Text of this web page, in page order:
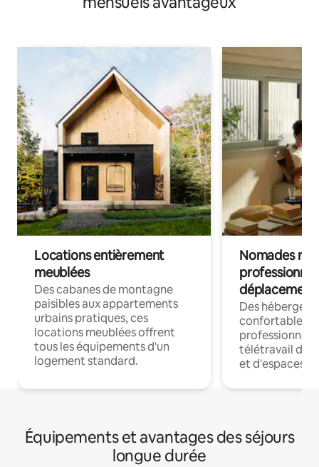
Locations entièrement
meublées
Des cabanes de montagne
paisibles aux appartements
urbains pratiques, ces
locations meublées offrent
tous les équipements d'un
logement standard.
Nomades
déplacement
Des
confortables
professionnels
télétravail
et d'espaces
Équipements et avantages des séjours
longue durée